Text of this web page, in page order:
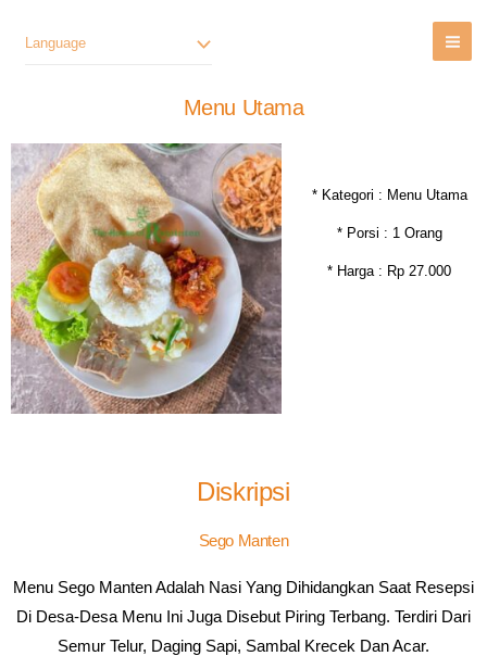
Language
Menu Utama
* Kategori : Menu Utama
* Porsi : 1 Orang
* Harga : Rp 27.000
Diskripsi
Sego Manten
Menu Sego Manten Adalah Nasi Yang Dihidangkan Saat Resepsi
Di Desa-Desa Menu Ini Juga Disebut Piring Terbang. Terdiri Dari
Semur Telur, Daging Sapi, Sambal Krecek Dan Acar.